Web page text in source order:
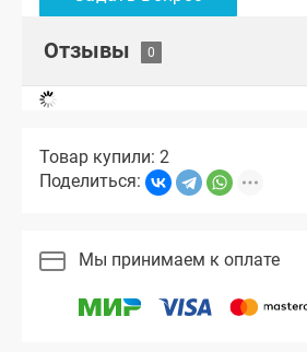
Отзывы
Товар купили: 2
Поделиться:
Мы принимаем к оплате